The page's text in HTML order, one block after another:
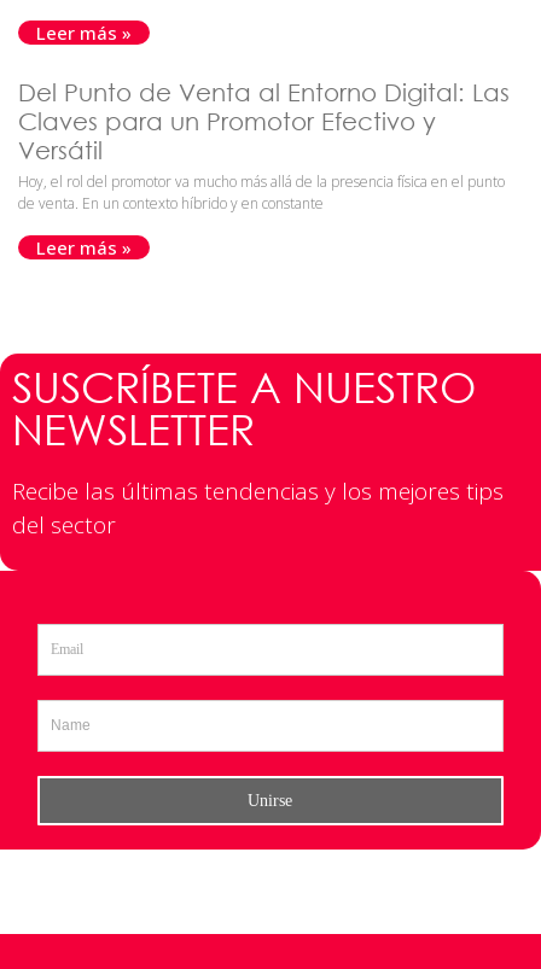
Leer más »
Del Punto de Venta al Entorno Digital: Las
Claves para un Promotor Efectivo y
Versátil
Hoy, el rol del promotor va mucho más allá de la presencia física en el punto
de venta. En un contexto híbrido y en constante
Leer más »
SUSCRÍBETE A NUESTRO
NEWSLETTER
Recibe las últimas tendencias y los mejores tips
del sector​